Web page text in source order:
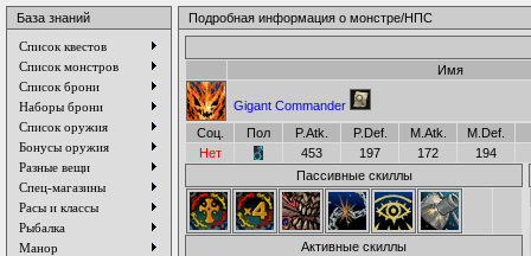
База знаний
Список квестов
Список монстров
Список брони
Наборы брони
Список оружия
Бонусы оружия
Разные вещи
Спец-магазины
Расы и классы
Рыбалка
Манор
Подробная информация о монстре/НПС
Имя
Gigant Commander
Соц.
Пол P.Atk. P.Def. M.Atk.
M.Def.
Нет
453 197 172
194
Пассивные скиллы
Активные скиллы